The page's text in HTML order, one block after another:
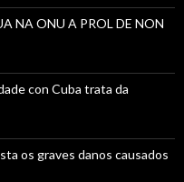
NA ONU A PROL DE NON
con Cuba trata da
os graves danos causados